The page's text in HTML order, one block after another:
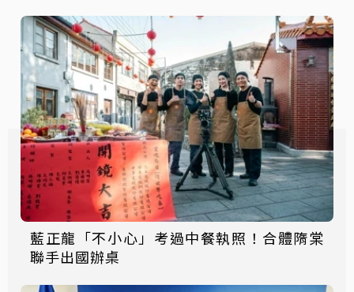
藍正龍「不小心」考過中餐執照！合體隋棠
聯手出國辦桌